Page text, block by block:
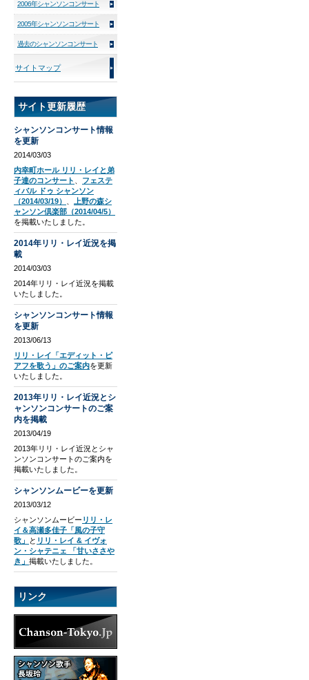
2006年シャンソンコンサート
2005年シャンソンコンサート
過去のシャンソンコンサート
サイトマップ
サイト更新履歴
シャンソンコンサート情報
を更新
2014/03/03
内幸町ホール リリ・レイと弟
子達のコンサート
フェステ
ィバル ドゥ シャンソン
（2014/03/19）
上野の森シ
ャンソン倶楽部（2014/04/5）
を掲載いたしました。
2014年リリ・レイ近況を掲
載
2014/03/03
2014年リリ・レイ近況を掲載
いたしました。
シャンソンコンサート情報
を更新
2013/06/13
リリ・レイ「エディット・ピ
アフを歌う」のご案内を更新
いたしました。
2013年リリ・レイ近況とシ
ャンソンコンサートのご案
内を掲載
2013/04/19
2013年リリ・レイ近況とシャ
ンソンコンサートのご案内を
掲載いたしました。
シャンソンムービーを更新
2013/03/12
シャンソンムービー リリ・レ
イ＆高瀬多佳子「風の子守
歌」
と リリ・レイ & イヴォ
ン・シャテニェ 「甘いささや
き」 掲載いたしました。
リンク